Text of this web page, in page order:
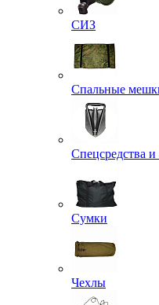
СИЗ
Спальные
Спецсредства и
Сумки
Чехлы